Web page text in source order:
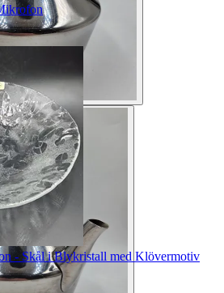
- Skål i Blykristall med Klövermotiv